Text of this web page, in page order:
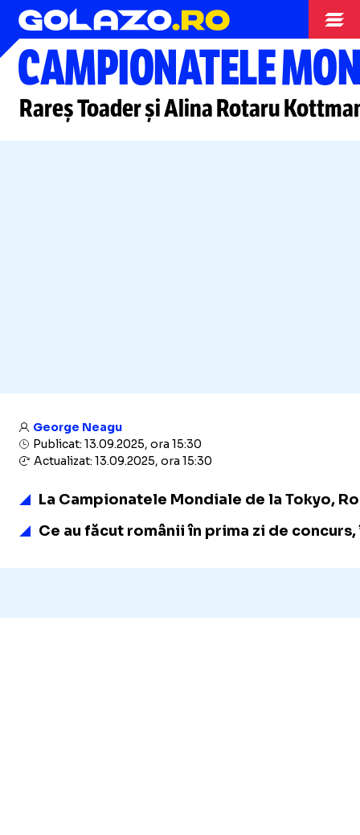
Atletism
CAMPIONATELE
Rareș Toader și Alina Rotaru
George Neagu
Publicat: 13.09.2025, ora 15:30
Actualizat: 13.09.2025, ora 15:30
La Campionatele Mondiale de la Tokyo,
Ce au făcut românii în prima zi de